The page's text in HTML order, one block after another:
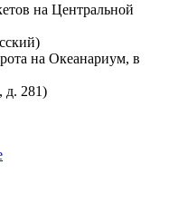
на Центральной
на Океанариум, в
д. 281)